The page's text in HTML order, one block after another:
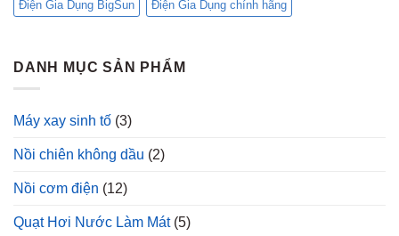
Điện Gia Dụng BigSun Điện Gia Dụng chính hãng
DANH MỤC SẢN PHẨM
Máy xay sinh tố (3)
Nồi chiên không dầu (2)
Nồi cơm điện (12)
Quạt Hơi Nước Làm Mát(5)